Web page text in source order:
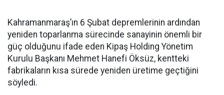
Kahramanmaraş’ın 6 Şubat depremlerinin ardından
yeniden toparlanma sürecinde sanayinin önemli bir
güç olduğunu ifade eden Kipaş Holding Yönetim
Kurulu Başkanı Mehmet Hanefi Öksüz, kentteki
fabrikaların kısa sürede yeniden üretime geçtiğini
söyledi.